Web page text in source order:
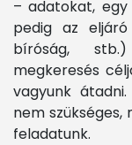
– adatokat,
pedig az eljáró
bíróság,
megkeresés
vagyunk
nem
feladatunk.